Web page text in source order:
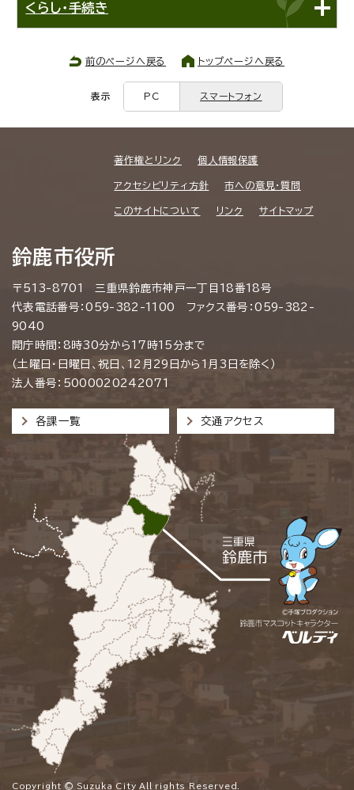
くらし・手続き
前のページへ戻る トップページへ戻る
表示 PC スマートフォン
著作権とリンク 個人情報保護
アクセシビリティ方針 市への意見・質問
このサイトについて リンク サイトマップ
鈴鹿市役所
〒513-8701 三重県鈴鹿市神戸一丁目18番18号
代表電話番号：059-382-1100 ファクス番号：059-382-
9040
開庁時間：8時30分から17時15分まで
（土曜日・日曜日、祝日、12月29日から1月3日を除く）
法人番号：5000020242071
各課一覧 交通アクセス
Copyright © Suzuka City All rights Reserved.